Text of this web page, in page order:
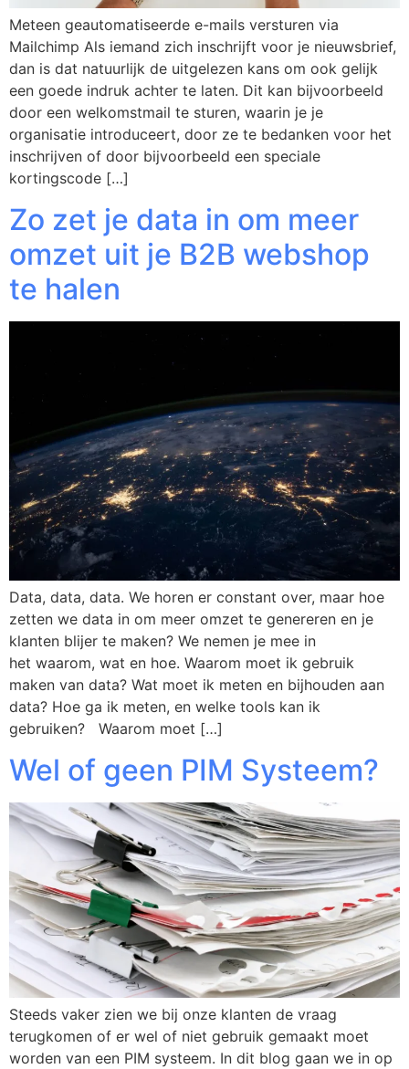
Meteen geautomatiseerde e-mails versturen via
Mailchimp Als iemand zich inschrijft voor je nieuwsbrief,
dan is dat natuurlijk de uitgelezen kans om ook gelijk
een goede indruk achter te laten. Dit kan bijvoorbeeld
door een welkomstmail te sturen, waarin je je
organisatie introduceert, door ze te bedanken voor het
inschrijven of door bijvoorbeeld een speciale
kortingscode […]
Zo zet je data in om meer
omzet uit je B2B webshop
te halen
Data, data, data. We horen er constant over, maar hoe
zetten we data in om meer omzet te genereren en je
klanten blijer te maken? We nemen je mee in
het waarom, wat en hoe. Waarom moet ik gebruik
maken van data? Wat moet ik meten en bijhouden aan
data? Hoe ga ik meten, en welke tools kan ik
gebruiken? Waarom moet […]
Wel of geen PIM Systeem?
Steeds vaker zien we bij onze klanten de vraag
terugkomen of er wel of niet gebruik gemaakt moet
worden van een PIM systeem. In dit blog gaan we in op